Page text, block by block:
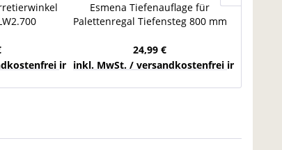
innerhalb Deutschlands
Esmena Tiefenauflage für
Palettenregal Tiefensteg 800 mm
24,99 €
inkl. MwSt. / versandkostenfrei innerhalb